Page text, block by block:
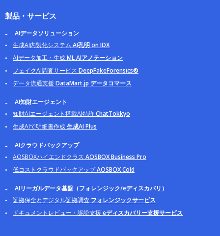
製品・サービス
AIデータソリューション
生成AI内製化システム AI孔明 on IDX
AIデータ加工・生成ML AIアノテーション
フェイクAI調査サービス DeepFakeForensics®
データ流通支援 DataMart.jp データコマース
AI知財エージェント
知財AIエージェント搭載AI特許ChatTokkyo
生成AIで明細書作成生成AI Plus
AIクラウドバックアップ
AOSBOXハイエンドクラス AOSBOX Business Pro
低コストクラウドバックアップAOSBOX Cold
AIリーガルデータ基盤（フォレンジック/eディスカバリ）
証拠保全とデジタル証拠調査 フォレンジックサービス
ドキュメントレビュー・訴訟支援 eディスカバリー支援サービス